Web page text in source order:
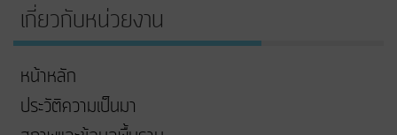
เกี่ยวกับหน่วยงาน
หน้าหลัก
ประวัติความเป็นมา